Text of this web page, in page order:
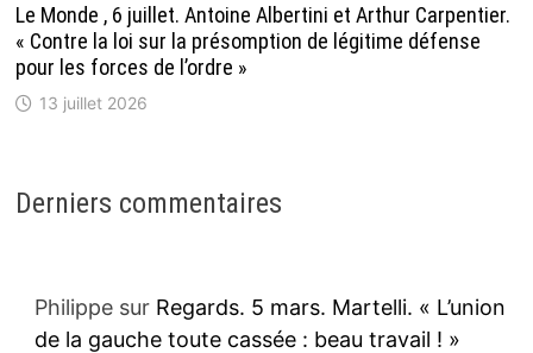
Le Monde , 6 juillet. Antoine Albertini et Arthur Carpentier.
« Contre la loi sur la présomption de légitime défense
pour les forces de l’ordre »
13 juillet 2026
Derniers commentaires
Philippesur Regards. 5 mars. Martelli. « L’union
de la gauche toute cassée : beau travail ! »